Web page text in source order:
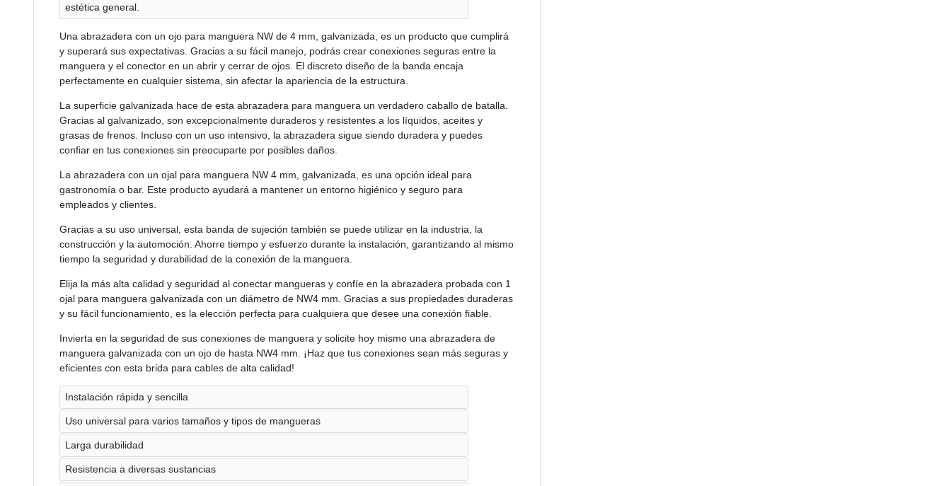
estética general.
Una abrazadera con un ojo para manguera NW de 4 mm, galvanizada, es un producto que cumplirá
y superará sus expectativas. Gracias a su fácil manejo, podrás crear conexiones seguras entre la
manguera y el conector en un abrir y cerrar de ojos. El discreto diseño de la banda encaja
perfectamente en cualquier sistema, sin afectar la apariencia de la estructura.
La superficie galvanizada hace de esta abrazadera para manguera un verdadero caballo de batalla.
Gracias al galvanizado, son excepcionalmente duraderos y resistentes a los líquidos, aceites y
grasas de frenos. Incluso con un uso intensivo, la abrazadera sigue siendo duradera y puedes
confiar en tus conexiones sin preocuparte por posibles daños.
La abrazadera con un ojal para manguera NW 4 mm, galvanizada, es una opción ideal para
gastronomía o bar. Este producto ayudará a mantener un entorno higiénico y seguro para
empleados y clientes.
Gracias a su uso universal, esta banda de sujeción también se puede utilizar en la industria, la
construcción y la automoción. Ahorre tiempo y esfuerzo durante la instalación, garantizando al mismo
tiempo la seguridad y durabilidad de la conexión de la manguera.
Elija la más alta calidad y seguridad al conectar mangueras y confíe en la abrazadera probada con 1
ojal para manguera galvanizada con un diámetro de NW4 mm. Gracias a sus propiedades duraderas
y su fácil funcionamiento, es la elección perfecta para cualquiera que desee una conexión fiable.
Invierta en la seguridad de sus conexiones de manguera y solicite hoy mismo una abrazadera de
manguera galvanizada con un ojo de hasta NW4 mm. ¡Haz que tus conexiones sean más seguras y
eficientes con esta brida para cables de alta calidad!
Instalación rápida y sencilla
Uso universal para varios tamaños y tipos de mangueras
Larga durabilidad
Resistencia a diversas sustancias